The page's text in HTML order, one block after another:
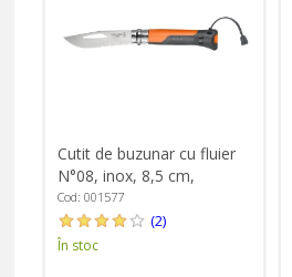
Cutit de buzunar cu fluier
N°08, inox, 8,5 cm,
"Outdoor", Soft Orange -
Opinel
Cod: 001577
(2)
În stoc